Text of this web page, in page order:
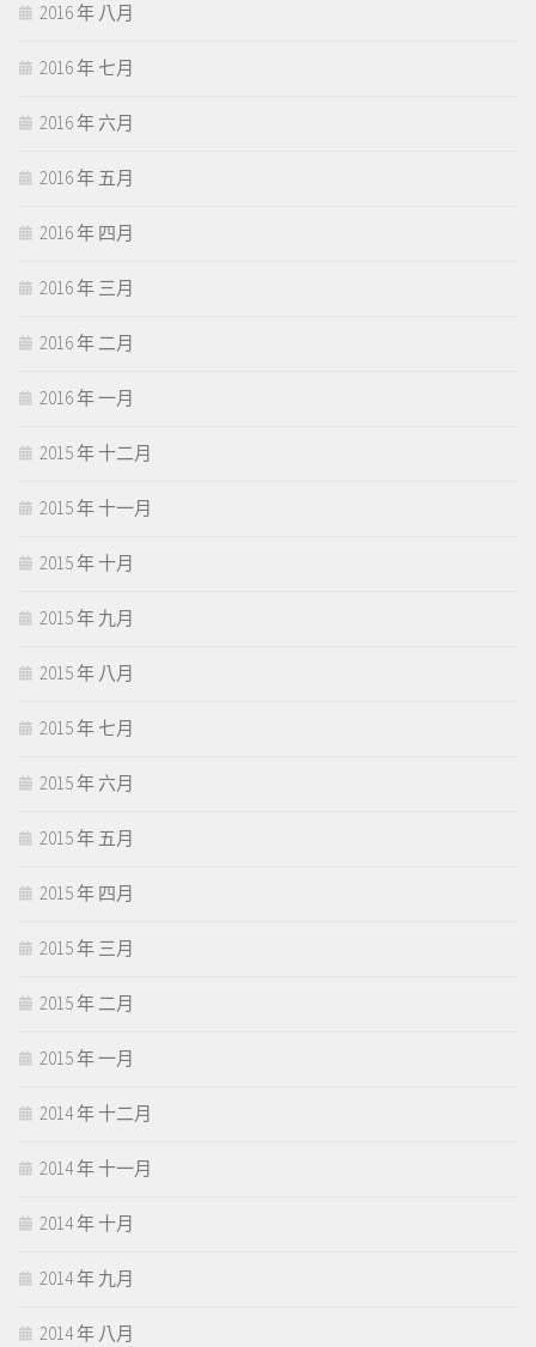
2016 年 八月
2016 年 七月
2016 年 六月
2016 年 五月
2016 年 四月
2016 年 三月
2016 年 二月
2016 年 一月
2015 年 十二月
2015 年 十一月
2015 年 十月
2015 年 九月
2015 年 八月
2015 年 七月
2015 年 六月
2015 年 五月
2015 年 四月
2015 年 三月
2015 年 二月
2015 年 一月
2014 年 十二月
2014 年 十一月
2014 年 十月
2014 年 九月
2014 年 八月